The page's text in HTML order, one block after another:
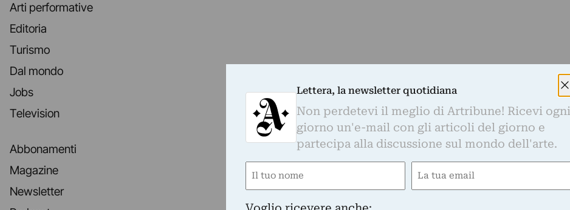
Arti performative
Editoria
Turismo
Dal mondo
Jobs
Television
Abbonamenti
Magazine
Newsletter
Lettera, la newsletter quotidiana
Non perdetevi il meglio di Artribune! Ricevi ogni
giorno un'e-mail con gli articoli del giorno e
partecipa alla discussione sul mondo dell'arte.
Nome
Email